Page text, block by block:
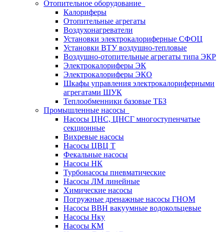
Отопительное оборудование
Калориферы
Отопительные агрегаты
Воздухонагреватели
Установки электрокалориферные СФОЦ
Установки ВТУ воздушно-тепловые
Воздушно-отопительные агрегаты типа ЭКР
Электрокалориферы ЭК
Электрокалориферы ЭКО
Шкафы управления электрокалориферными
агрегатами ШУК
Теплообменники базовые ТБЗ
Промышленные насосы
Насосы ЦНС, ЦНСГ многоступенчатые
секционные
Вихревые насосы
Насосы ЦВЦ Т
Фекальные насосы
Насосы НК
Турбонасосы пневматические
Насосы ЛМ линейные
Химические насосы
Погружные дренажные насосы ГНОМ
Насосы ВВН вакуумные водокольцевые
Насосы Нку
Насосы КМ